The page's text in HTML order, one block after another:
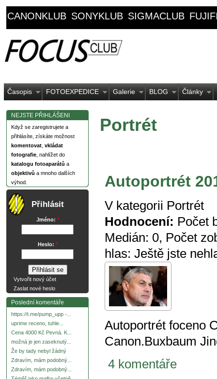
CANONKLUB SONYKLUB SIGMACLUB
Časopis FOTOEXPEDICE Galerie BLOG Články
NEJSTE PŘIHLÁŠENI
Když se zaregistrujete a
přihlásíte, získáte možnost
komentovat vkládat
fotografie , nahlížet do
katalogu fotoaparátů a
objektivů a mnoho dalších
výhod.
Přihlásit
Jméno: *
Heslo: *
Vytvořit nový účet
Zaslat nové heslo
Poslední komentáře
https://t.me/pump_upp -...
uprime receno, tuhle...
Cena 4000 Kč Pevná. K...
možná je jen zaseknutý...
Že by tady nebyl žádný
Zdravím, mám podobný...
Zdravím, mám podobný...
Portrét
Autoportrét
V kategorii Portrét
Hodnocení: Počet
Medián: 0, Počet
hlas: Ještě jste
Autoportrét foceno
Canon.Buxbaum
4 komentáře